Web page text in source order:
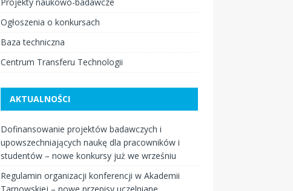
Ogłoszenia o konkursach
Baza techniczna
Centrum Transferu Technologii
AKTUALNOŚCI
Dofinansowanie projektów badawczych i
upowszechniających naukę dla pracowników i
studentów – nowe konkursy już we wrześniu
Regulamin organizacji konferencji w Akademii